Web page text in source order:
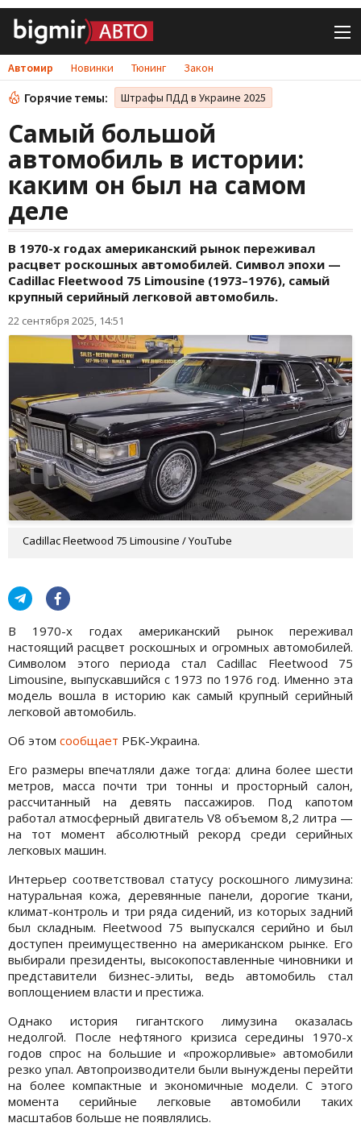
Автомир Новинки Тюнинг Закон
Горячие темы: Штрафы ПДД в Украине 2025
Самый большой
автомобиль в истории:
каким он был на самом
деле
В 1970-х годах американский рынок переживал
расцвет роскошных автомобилей. Символ эпохи —
Cadillac Fleetwood 75 Limousine (1973–1976), самый
крупный серийный легковой автомобиль.
22 сентября 2025, 14:51
Cadillac Fleetwood 75 Limousine / YouTube
В 1970-х годах американский рынок переживал
настоящий расцвет роскошных и огромных автомобилей.
Символом этого периода стал Cadillac Fleetwood 75
Limousine, выпускавшийся с 1973 по 1976 год. Именно эта
модель вошла в историю как самый крупный серийный
легковой автомобиль.
Об этом сообщает РБК-Украина.
Его размеры впечатляли даже тогда: длина более шести
метров, масса почти три тонны и просторный салон,
рассчитанный на девять пассажиров. Под капотом
работал атмосферный двигатель V8 объемом 8,2 литра —
на тот момент абсолютный рекорд среди серийных
легковых машин.
Интерьер соответствовал статусу роскошного лимузина:
натуральная кожа, деревянные панели, дорогие ткани,
климат-контроль и три ряда сидений, из которых задний
был складным. Fleetwood 75 выпускался серийно и был
доступен преимущественно на американском рынке. Его
выбирали президенты, высокопоставленные чиновники и
представители бизнес-элиты, ведь автомобиль стал
воплощением власти и престижа.
Однако история гигантского лимузина оказалась
недолгой. После нефтяного кризиса середины 1970-х
годов спрос на большие и «прожорливые» автомобили
резко упал. Автопроизводители были вынуждены перейти
на более компактные и экономичные модели. С этого
момента серийные легковые автомобили таких
масштабов больше не появлялись.